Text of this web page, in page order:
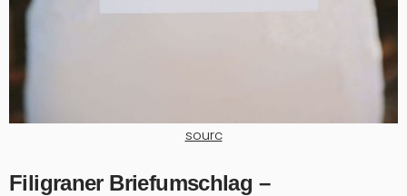
sourc
Filigraner Briefumschlag –